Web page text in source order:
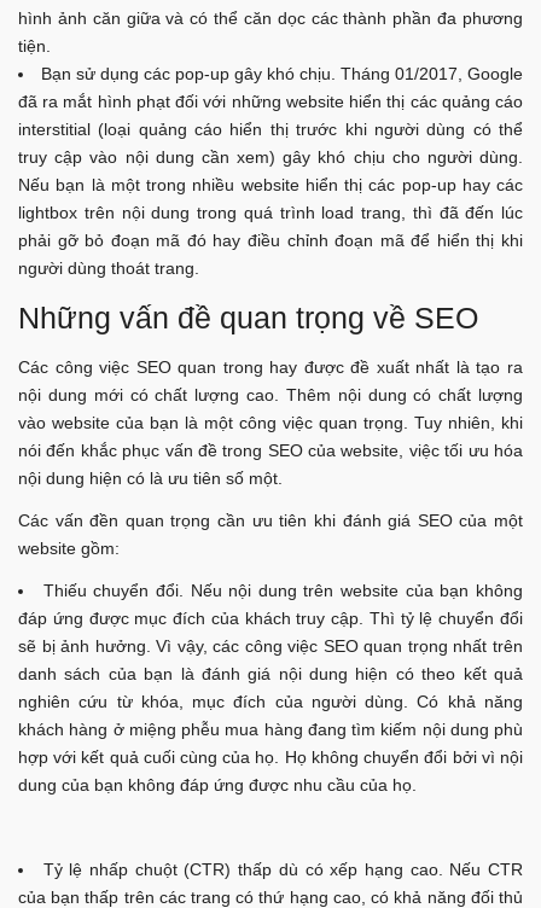
hình ảnh căn giữa và có thể căn dọc các thành phần đa phương
tiện.
Bạn sử dụng các pop-up gây khó chịu. Tháng 01/2017, Google
đã ra mắt hình phạt đối với những website hiển thị các quảng cáo
interstitial (loại quảng cáo hiển thị trước khi người dùng có thể
truy cập vào nội dung cần xem) gây khó chịu cho người dùng.
Nếu bạn là một trong nhiều website hiển thị các pop-up hay các
lightbox trên nội dung trong quá trình load trang, thì đã đến lúc
phải gỡ bỏ đoạn mã đó hay điều chỉnh đoạn mã để hiển thị khi
người dùng thoát trang.
Những vấn đề quan trọng về SEO
Các công việc SEO quan trong hay được đề xuất nhất là tạo ra
nội dung mới có chất lượng cao. Thêm nội dung có chất lượng
vào website của bạn là một công việc quan trọng. Tuy nhiên, khi
nói đến khắc phục vấn đề trong SEO của website, việc tối ưu hóa
nội dung hiện có là ưu tiên số một.
Các vấn đền quan trọng cần ưu tiên khi đánh giá SEO của một
website gồm:
Thiếu chuyển đổi. Nếu nội dung trên website của bạn không
đáp ứng được mục đích của khách truy cập. Thì tỷ lệ chuyển đổi
sẽ bị ảnh hưởng. Vì vậy, các công việc SEO quan trọng nhất trên
danh sách của bạn là đánh giá nội dung hiện có theo kết quả
nghiên cứu từ khóa, mục đích của người dùng. Có khả năng
khách hàng ở miệng phễu mua hàng đang tìm kiếm nội dung phù
hợp với kết quả cuối cùng của họ. Họ không chuyển đổi bởi vì nội
dung của bạn không đáp ứng được nhu cầu của họ.
Tỷ lệ nhấp chuột (CTR) thấp dù có xếp hạng cao. Nếu CTR
của bạn thấp trên các trang có thứ hạng cao, có khả năng đối thủ